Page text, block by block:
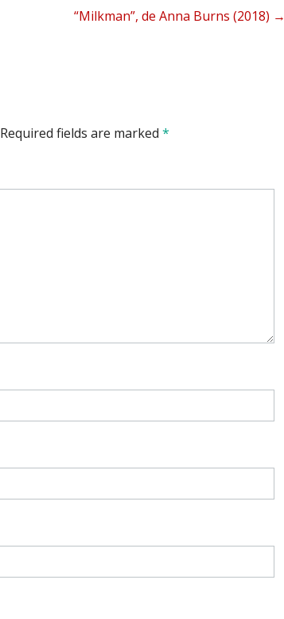
“Milkman”, de Anna Burns (2018) →
Required fields are marked *